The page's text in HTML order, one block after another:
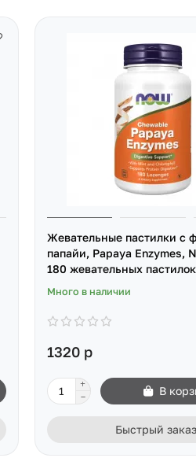
Жевательные пастилки с
папайи, Papaya Enzymes,
180 жевательных пастилок
Много в наличии
1320 р
В
Быстрый заказ